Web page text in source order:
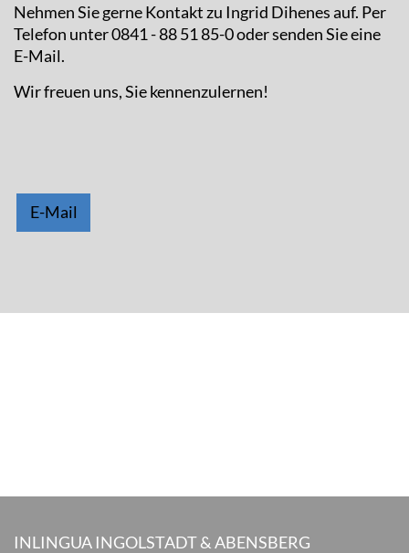
Nehmen Sie gerne Kontakt zu Ingrid Dihenes auf. Per
Telefon unter 0841 - 88 51 85-0 oder senden Sie eine
E-Mail.
Wir freuen uns, Sie kennenzulernen!
E-Mail
INLINGUA INGOLSTADT & ABENSBERG